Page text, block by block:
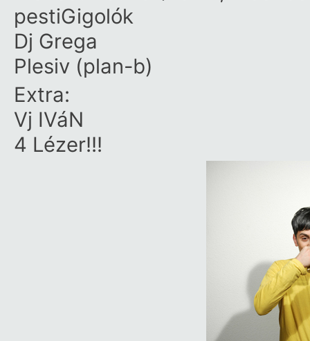
pestiGigolók
Dj Grega
Plesiv (plan-b)
Extra:
Vj IVáN
4 Lézer!!!